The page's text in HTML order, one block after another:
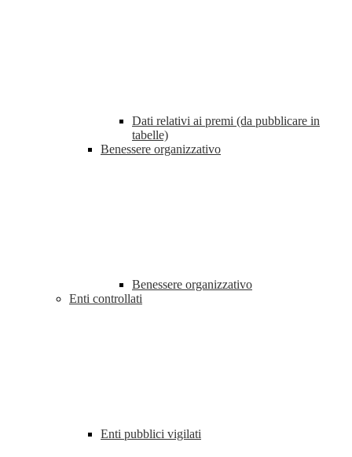
Dati relativi ai premi (da pubblicare in
tabelle)
Benessere organizzativo
Benessere organizzativo
Enti controllati
Enti pubblici vigilati